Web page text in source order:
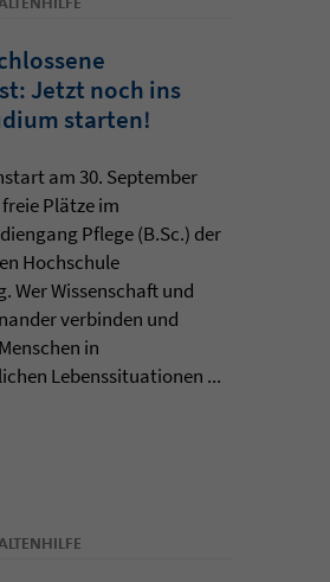
Jetzt noch ins
starten!
am 30. September
Plätze im
Pflege (B.Sc.) der
Hochschule
Wer Wissenschaft und
verbinden und
in
Lebenssituationen ...
ALTENHILFE